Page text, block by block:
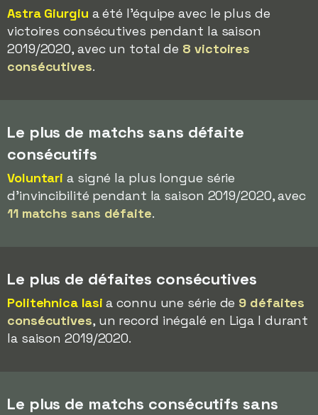
Astra Giurgiu a été l'équipe avec le plus de
victoires consécutives pendant la saison
2019/2020, avec un total de 8 victoires
consécutives.
Le plus de matchs sans défaite
consécutifs
Voluntari a signé la plus longue série
d'invincibilité pendant la saison 2019/2020, avec
11 matchs sans défaite.
Le plus de défaites consécutives
Politehnica Iasi a connu une série de 9 défaites
consécutives, un record inégalé en Liga I durant
la saison 2019/2020.
Le plus de matchs consécutifs sans